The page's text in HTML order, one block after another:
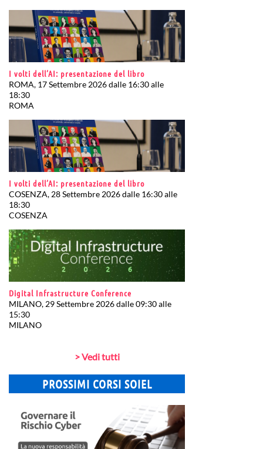
I volti dell’AI: presentazione del libro
ROMA, 17 Settembre 2026 dalle 16:30 alle
18:30
ROMA
I volti dell’AI: presentazione del libro
COSENZA, 28 Settembre 2026 dalle 16:30 alle
18:30
COSENZA
Digital Infrastructure Conference
MILANO, 29 Settembre 2026 dalle 09:30 alle
15:30
MILANO
> Vedi tutti
PROSSIMI CORSI SOIEL